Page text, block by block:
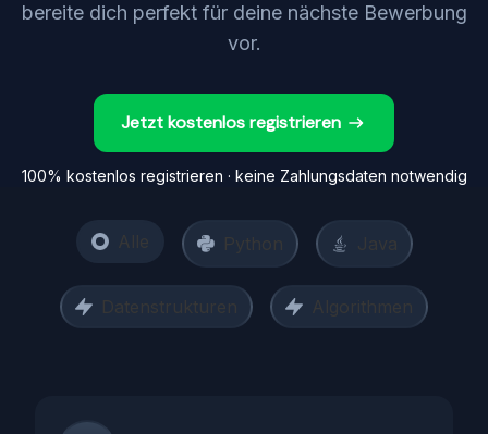
bereite dich perfekt für deine nächste Bewerbung
vor.
Jetzt kostenlos registrieren
100% kostenlos registrieren · keine Zahlungsdaten notwendig
Alle Python Java
Datenstrukturen Algorithmen